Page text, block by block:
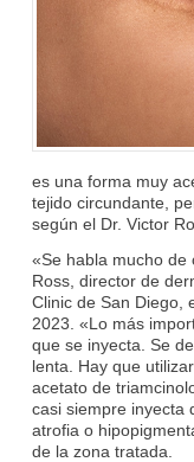
es una forma muy
tejido circundante,
según el Dr. Victor
«Se habla mucho de
Ross, director de
Clinic de San Diego,
2023. «Lo más
que se inyecta. Se
lenta. Hay que
acetato de
casi siempre inyecta
atrofia o
de la zona tratada.